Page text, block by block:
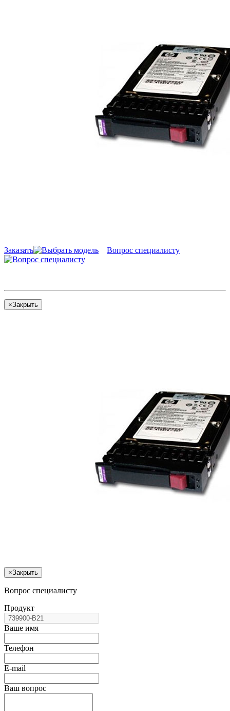
Заказать Вопрос специалисту
×Закрыть
×Закрыть
Вопрос специалисту
Продукт
Ваше имя
Телефон
E-mail
Ваш вопрос